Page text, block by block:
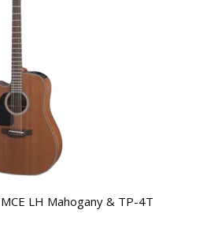
LH Mahogany & TP-4T